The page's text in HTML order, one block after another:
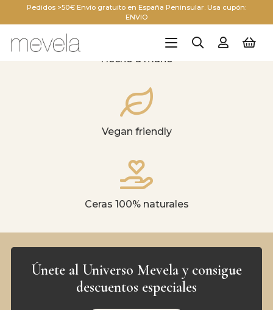
Pedidos >50€ Envío gratuito en España Peninsular. Usa cupón:
ENVIO
Hecho a mano
Vegan friendly
Ceras 100% naturales
Únete al Universo Mevela y consigue
descuentos especiales